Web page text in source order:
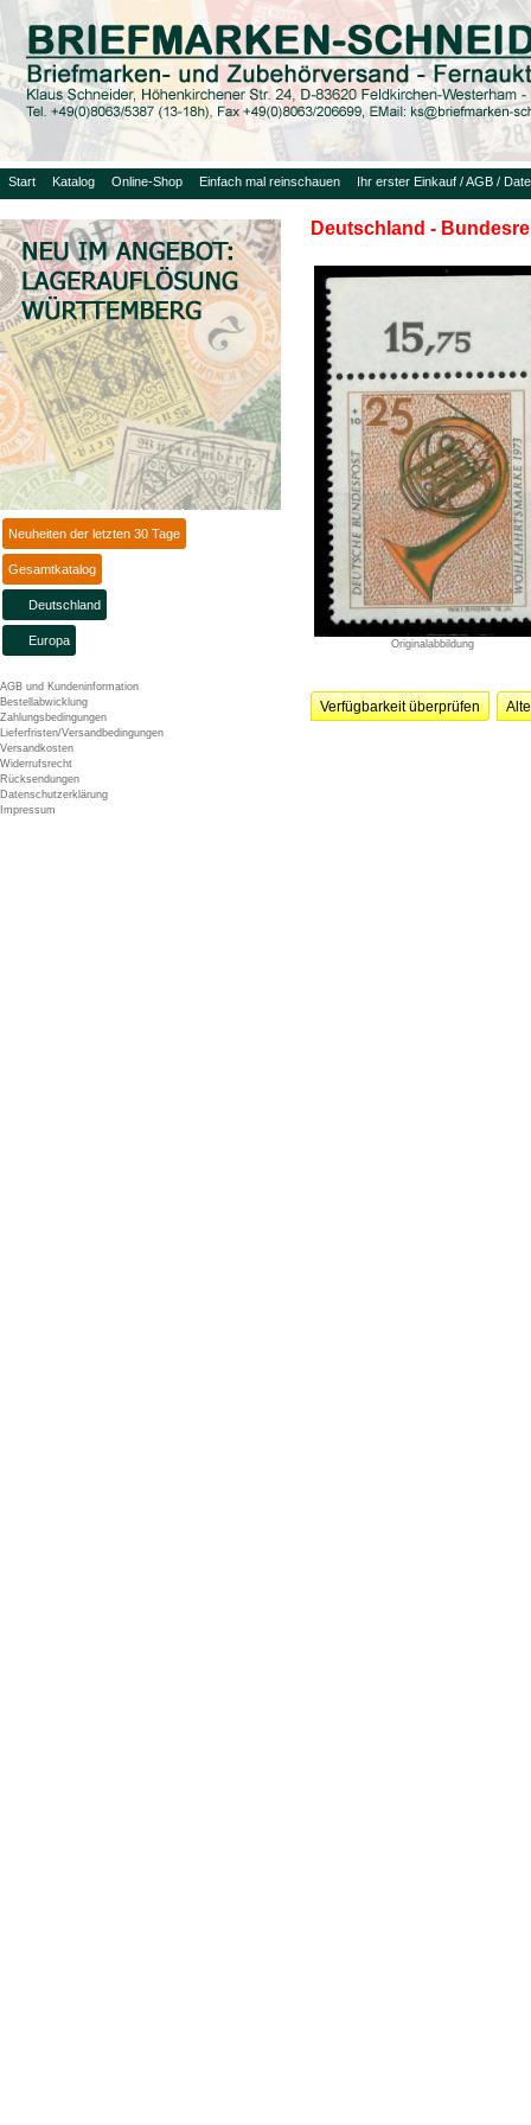
Start Katalog Online-Shop Einfach mal reinschauen Ihr erster Einkauf / AGB /
Neuheiten der letzten 30 Tage
Gesamtkatalog
Deutschland
Europa
AGB und Kundeninformation
Bestellabwicklung
Zahlungsbedingungen
Lieferfristen/Versandbedingungen
Versandkosten
Widerrufsrecht
Rücksendungen
Datenschutzerklärung
Impressum
Deutschland -
Originalabbildung
Verfügbarkeit überprüfen